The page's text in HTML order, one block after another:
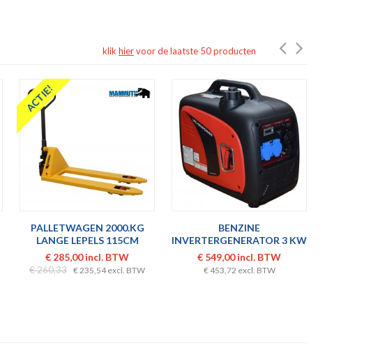
klik hiervoor de laatste 50 producten
ACTIE!
PALLETWAGEN 2000.KG
LANGE LEPELS 115CM
€ 285,00 incl. BTW
€ 260,33 € 235,54 excl. BTW
BENZINE
INVERTERGENERATOR 3 KW
€ 549,00 incl. BTW
€ 453,72 excl. BTW